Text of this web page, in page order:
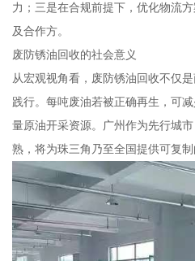
力；三是在合规前提下，优化物流
及合作方。
废防锈油回收的社会意义
从宏观视角看，废防锈油回收不仅
践行。每吨废油若被正确再生，可
量原油开采资源。广州作为先行城
熟，将为珠三角乃至全国提供可复制